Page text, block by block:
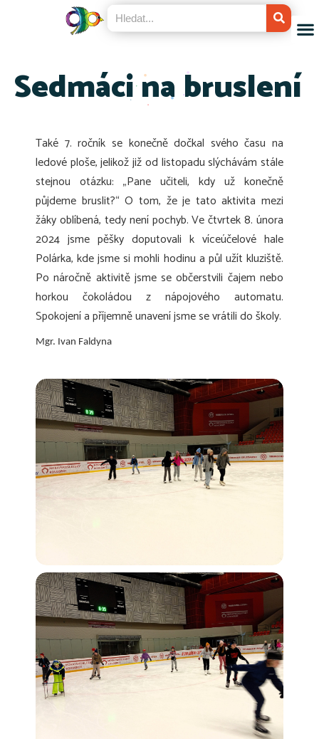
Sedmáci na bruslení
Také 7. ročník se konečně dočkal svého času na
ledové ploše, jelikož již od listopadu slýchávám stále
stejnou otázku: „Pane učiteli, kdy už konečně
půjdeme bruslit?“ O tom, že je tato aktivita mezi
žáky oblíbená, tedy není pochyb. Ve čtvrtek 8. února
2024 jsme pěšky doputovali k víceúčelové hale
Polárka, kde jsme si mohli hodinu a půl užít kluziště.
Po náročně aktivitě jsme se občerstvili čajem nebo
horkou čokoládou z nápojového automatu.
Spokojení a příjemně unavení jsme se vrátili do školy.
Mgr. Ivan Faldyna